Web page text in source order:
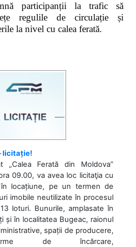
participanții la trafic să
regulile de circulație și
la nivel cu calea ferată.
licitație!
„Calea Ferată din Moldova”
09.00, va avea loc licitaţia cu
locațiune, pe un termen de
imobile neutilizate în procesul
loturi. Bunurile, amplasate în
și în localitatea Bugeac, raionul
spații de producere,
de încărcare,